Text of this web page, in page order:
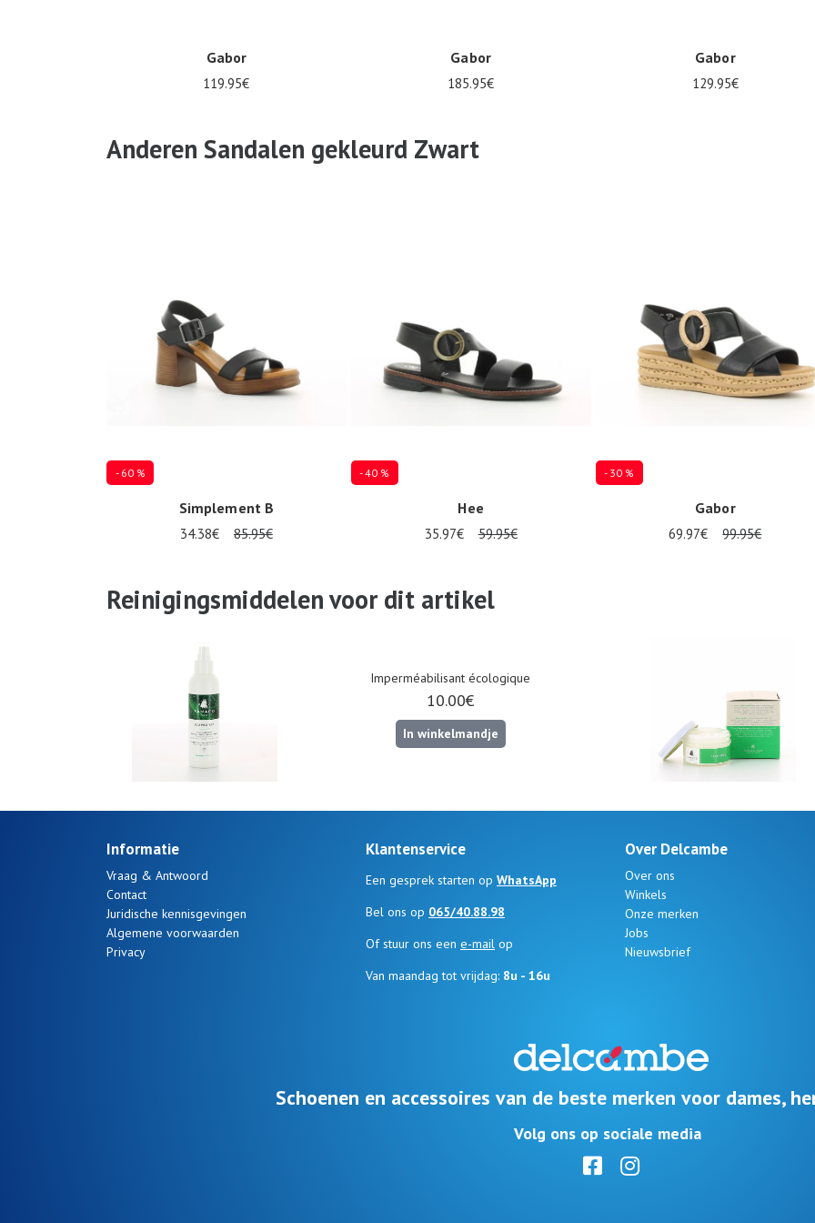
Gabor
119.95€
Gabor
185.95€
Gabor
129.95€
Anderen Sandalen gekleurd Zwart
- 60 %
Simplement B
34.38€ 85.95€
- 40 %
Hee
35.97€ 59.95€
- 30 %
Gabor
69.97€ 99.95€
Reinigingsmiddelen voor dit artikel
Imperméabilisant écologique
10.00€
In winkelmandje
Informatie
Vraag & Antwoord
Contact
Juridische kennisgevingen
Algemene voorwaarden
Privacy
Klantenservice
Een gesprek starten op WhatsApp
Bel ons op 065/40.88.98
Of stuur ons een e-mail op
Van maandag tot vrijdag: 8u - 16u
Over Delcambe
Over ons
Winkels
Onze merken
Jobs
Nieuwsbrief
Schoenen en accessoires van de beste merken voor dames,
Volg ons op sociale media